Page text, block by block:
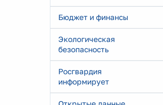
Бюджет и финансы
Экологическая
безопасность
Росгвардия
информирует